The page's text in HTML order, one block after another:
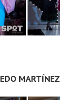
MARTÍNEZ